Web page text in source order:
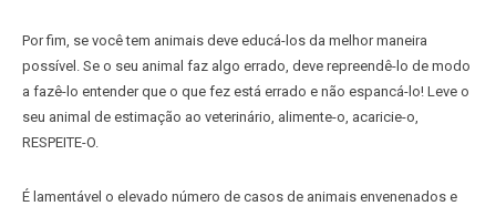
Por fim, se você tem animais deve educá-los da melhor maneira
possível. Se o seu animal faz algo errado, deve repreendê-lo de modo
a fazê-lo entender que o que fez está errado e não espancá-lo! Leve o
seu animal de estimação ao veterinário, alimente-o, acaricie-o,
RESPEITE-O.
É lamentável o elevado número de casos de animais envenenados e